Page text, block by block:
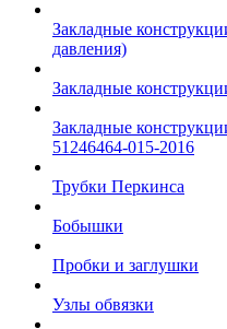
Закладные
давления)
Закладные
Закладные
51246464-015-2016
Трубки Перкинса
Бобышки
Пробки и заглушки
Узлы обвязки